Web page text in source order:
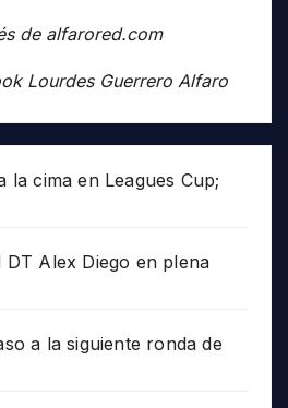
de alfarored.com
Lourdes Guerrero Alfaro
la cima en Leagues Cup;
DT Alex Diego en plena
a la siguiente ronda de